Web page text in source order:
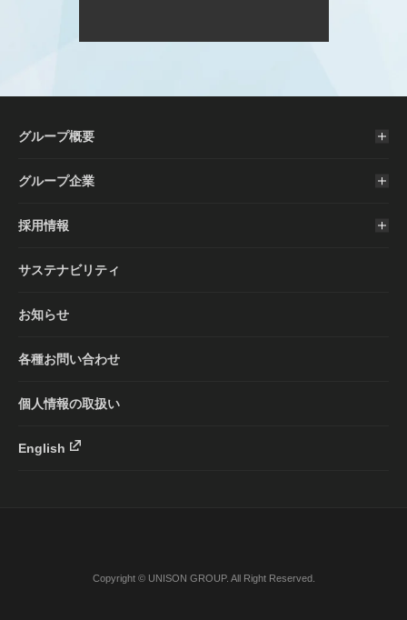
グループ概要
グループ企業
採用情報
サステナビリティ
お知らせ
各種お問い合わせ
個人情報の取扱い
English
Copyright © UNISON GROUP. All Right Reserved.